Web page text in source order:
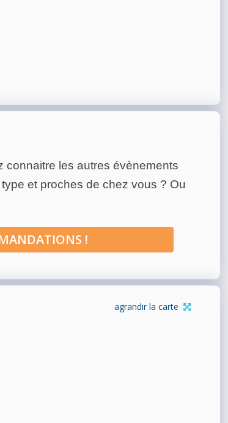
connaitre les autres évènements
et proches de chez vous ? Ou
!
agrandir la carte